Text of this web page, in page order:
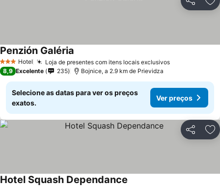
Partilhar
3 EstrelasHotel Loja de presentes com itens locais exclusivos
Penzión Galéria
8,9 Excelente 235 Bojnice, a 2.9 km de Prievidza
Selecione as datas para ver os preços
exatos.
Ver preços
Partilhar
Hotel Squash Dependance